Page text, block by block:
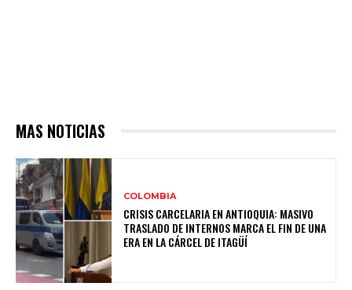
MAS NOTICIAS
COLOMBIA
CRISIS CARCELARIA EN ANTIOQUIA: MASIVO
TRASLADO DE INTERNOS MARCA EL FIN DE UNA
ERA EN LA CÁRCEL DE ITAGÜÍ